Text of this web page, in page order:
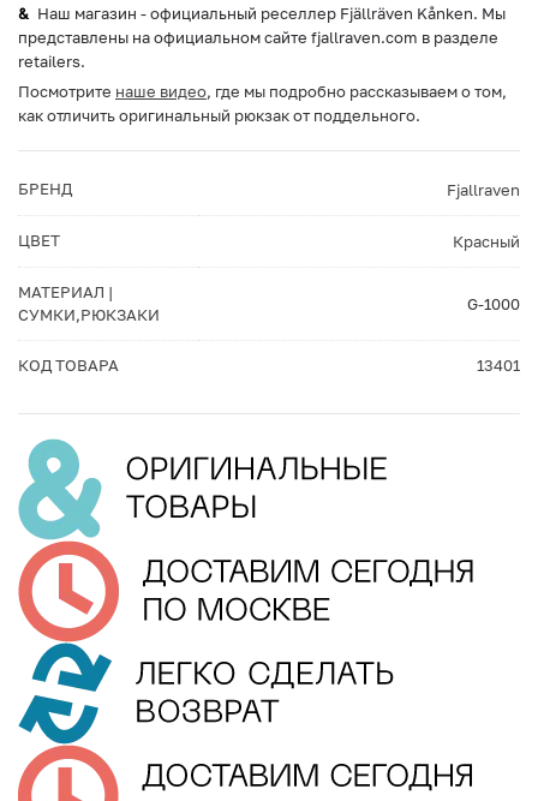
Наш магазин - официальный реселлер Fjällräven Kånken. Мы
представлены на официальном сайте fjallraven.com в разделе
retailers.
Посмотрите наше видео, где мы подробно рассказываем о том,
как отличить оригинальный рюкзак от поддельного.
БРЕНД Fjallraven
ЦВЕТ Красный
МАТЕРИАЛ |
СУМКИ,РЮКЗАКИ
G-1000
КОД ТОВАРА 13401